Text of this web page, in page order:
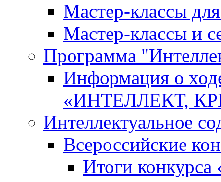
Мастер-классы
Мастер-классы и
Программа
Информация о
«ИНТЕЛЛЕКТ,
Интеллектуальное
Всероссийские
Итоги конкурса